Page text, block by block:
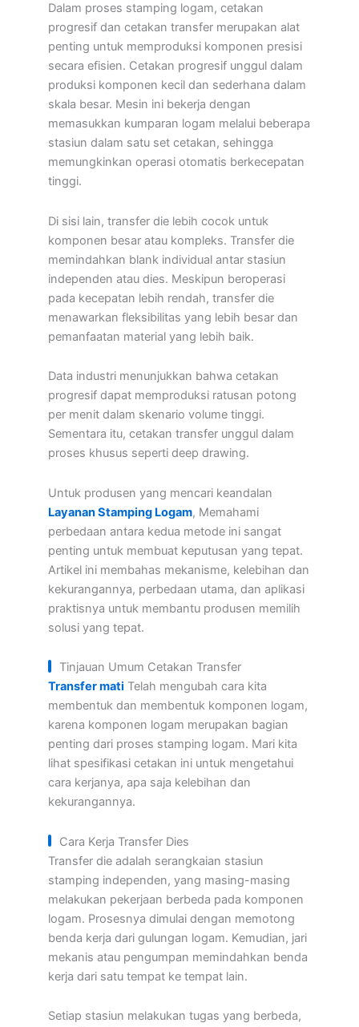
Dalam proses stamping logam, cetakan
progresif dan cetakan transfer merupakan alat
penting untuk memproduksi komponen presisi
secara efisien. Cetakan progresif unggul dalam
produksi komponen kecil dan sederhana dalam
skala besar. Mesin ini bekerja dengan
memasukkan kumparan logam melalui beberapa
stasiun dalam satu set cetakan, sehingga
memungkinkan operasi otomatis berkecepatan
tinggi.
Di sisi lain, transfer die lebih cocok untuk
komponen besar atau kompleks. Transfer die
memindahkan blank individual antar stasiun
independen atau dies. Meskipun beroperasi
pada kecepatan lebih rendah, transfer die
menawarkan fleksibilitas yang lebih besar dan
pemanfaatan material yang lebih baik.
Data industri menunjukkan bahwa cetakan
progresif dapat memproduksi ratusan potong
per menit dalam skenario volume tinggi.
Sementara itu, cetakan transfer unggul dalam
proses khusus seperti deep drawing.
Untuk produsen yang mencari keandalan
Layanan Stamping Logam, Memahami
perbedaan antara kedua metode ini sangat
penting untuk membuat keputusan yang tepat.
Artikel ini membahas mekanisme, kelebihan dan
kekurangannya, perbedaan utama, dan aplikasi
praktisnya untuk membantu produsen memilih
solusi yang tepat.
Tinjauan Umum Cetakan Transfer
Transfer mati Telah mengubah cara kita
membentuk dan membentuk komponen logam,
karena komponen logam merupakan bagian
penting dari proses stamping logam. Mari kita
lihat spesifikasi cetakan ini untuk mengetahui
cara kerjanya, apa saja kelebihan dan
kekurangannya.
Cara Kerja Transfer Dies
Transfer die adalah serangkaian stasiun
stamping independen, yang masing-masing
melakukan pekerjaan berbeda pada komponen
logam. Prosesnya dimulai dengan memotong
benda kerja dari gulungan logam. Kemudian, jari
mekanis atau pengumpan memindahkan benda
kerja dari satu tempat ke tempat lain.
Setiap stasiun melakukan tugas yang berbeda,